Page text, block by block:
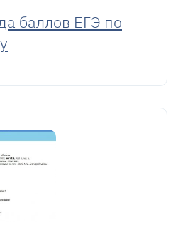
баллов ЕГЭ по